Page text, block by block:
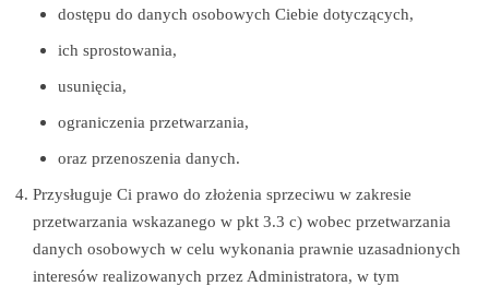
dostępu do danych osobowych Ciebie dotyczących,
ich sprostowania,
usunięcia,
ograniczenia przetwarzania,
oraz przenoszenia danych.
Przysługuje Ci prawo do złożenia sprzeciwu w zakresie
przetwarzania wskazanego w pkt 3.3 c) wobec przetwarzania
danych osobowych w celu wykonania prawnie uzasadnionych
interesów realizowanych przez Administratora, w tym